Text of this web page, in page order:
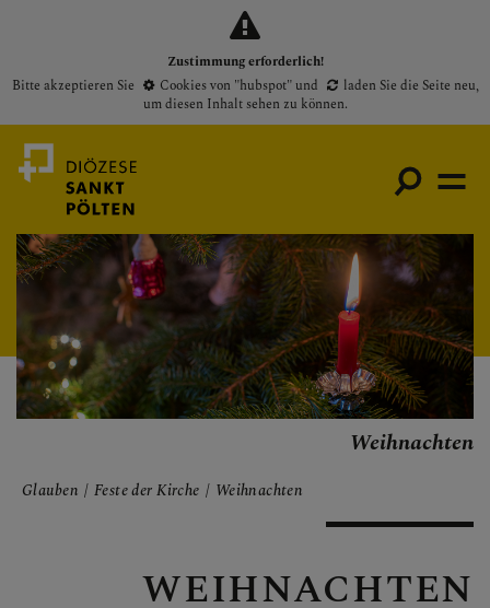
Zustimmung erforderlich!
Bitte akzeptieren Sie
Cookies von "hubspot"und laden Sie die Seite neu,
um diesen Inhalt sehen zu können.
Medienportal
Bischof
Gottesdienste
Pfarren
Personen
Weihnachten
Glauben Feste der Kirche Weihnachten
WEIHNACHTEN